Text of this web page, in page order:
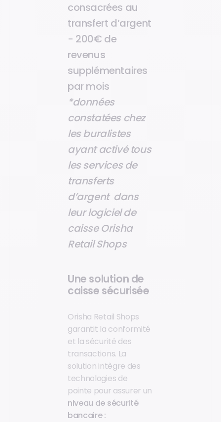
consacrées au
transfert d’argent
- 200€ de
revenus
supplémentaires
par mois
*données
constatées chez
les buralistes
ayant activé tous
les services de
transferts
d’argent dans
leur logiciel de
caisse Orisha
Retail Shops
Une solution de
caisse sécurisée
Orisha Retail Shops
garantit la conformité
et la sécurité des
transactions. La
solution intègre des
technologies de
pointe pour assurer un
niveau de sécurité
bancaire :